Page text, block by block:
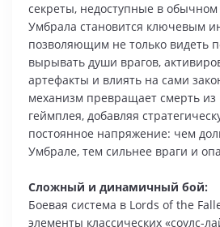
секреты, недоступные в
Умбрала становится ключевым
позволяющим не только видеть
вырывать души врагов,
артефакты и влиять на сами
механизм превращает смерть
геймплея, добавляя
постоянное напряжение: чем
Умбрале, тем сильнее враги и
Сложный и динамичный бой:
Боевая система в Lords of the
элементы классических «соулс-